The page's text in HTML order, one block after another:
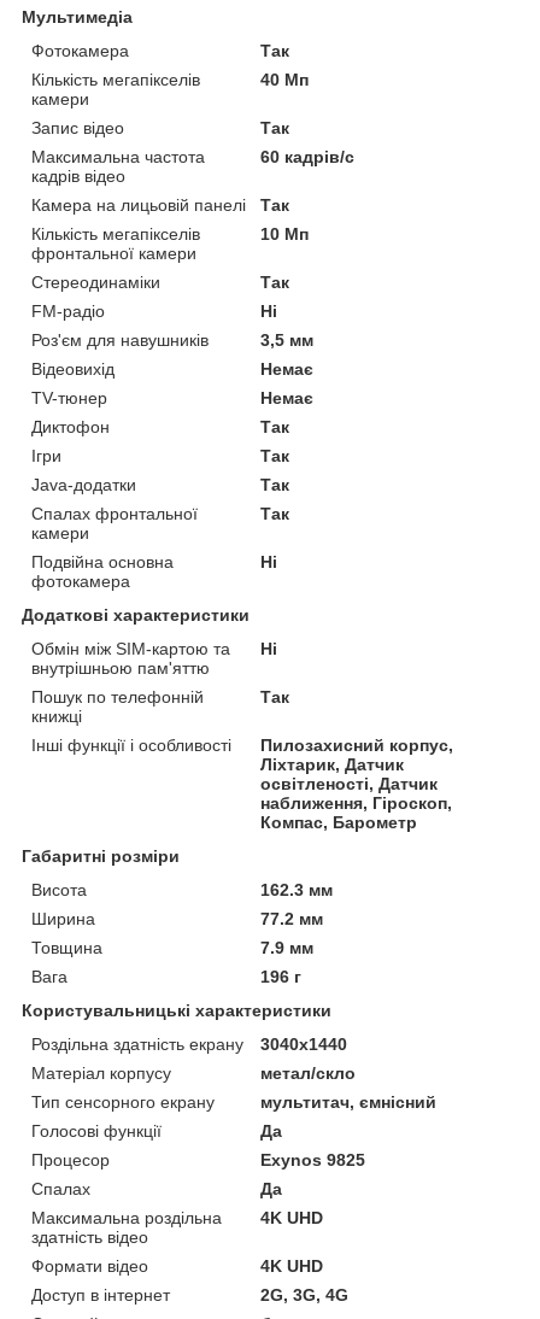
Мультимедіа
Фотокамера
Так
Кількість мегапікселів
камери
40 Мп
Запис відео
Так
Максимальна частота
кадрів відео
60 кадрів/с
Камера на лицьовій панелі
Так
Кількість мегапікселів
фронтальної камери
10 Мп
Стереодинаміки
Так
FM-радіо
Ні
Роз'єм для навушників
3,5 мм
Відеовихід
Немає
TV-тюнер
Немає
Диктофон
Так
Ігри
Так
Java-додатки
Так
Спалах фронтальної
камери
Так
Подвійна основна
фотокамера
Ні
Додаткові характеристики
Обмін між SIM-картою та
внутрішньою пам'яттю
Ні
Пошук по телефонній
книжці
Так
Інші функції і особливості
Пилозахисний корпус,
Ліхтарик, Датчик
освітленості, Датчик
наближення, Гіроскоп,
Компас, Барометр
Габаритні розміри
Висота
162.3 мм
Ширина
77.2 мм
Товщина
7.9 мм
Вага
196 г
Користувальницькі характеристики
Роздільна здатність екрану
3040x1440
Матеріал корпусу
метал/скло
Тип сенсорного екрану
мультитач, ємнісний
Голосові функції
Да
Процесор
Exynos 9825
Спалах
Да
Максимальна роздільна
здатність відео
4K UHD
Формати відео
4K UHD
Доступ в інтернет
2G, 3G, 4G